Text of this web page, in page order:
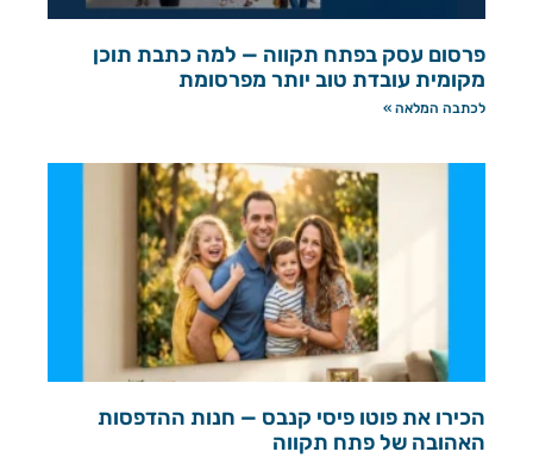
פרסום עסק בפתח תקווה — למה כתבת תוכן
מקומית עובדת טוב יותר מפרסומת
לכתבה המלאה »
הכירו את פוטו פיסי קנבס — חנות ההדפסות
האהובה של פתח תקווה